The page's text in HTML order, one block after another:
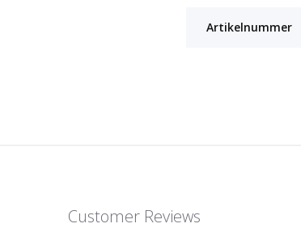
Artikelnummer
Customer Reviews